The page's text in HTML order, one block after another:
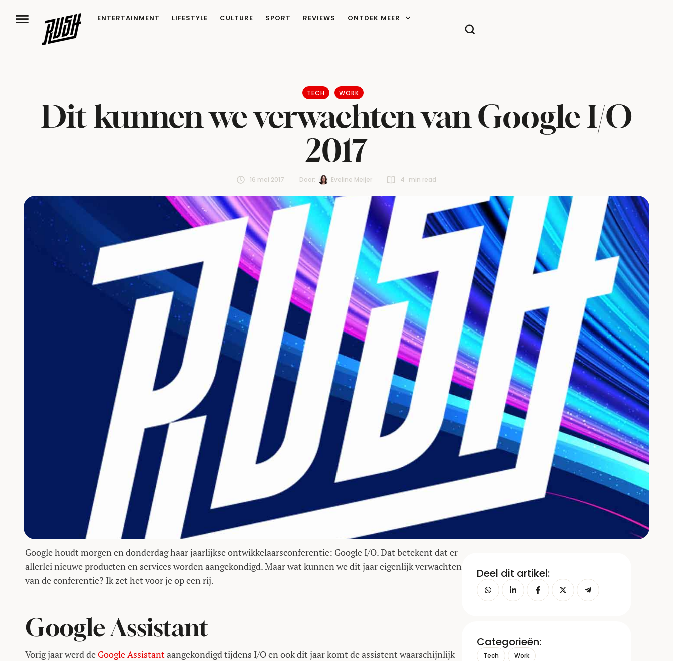
ENTERTAINMENT LIFESTYLE CULTURE SPORT REVIEWS ONTDEK MEER
TECH WORK
Dit kunnen we verwachten van Google I/O
2017
16 mei 2017 Door: Eveline Meijer 4 min read
Google houdt morgen en donderdag haar jaarlijkse ontwikkelaarsconferentie: Google I/O. Dat betekent dat er
allerlei nieuwe producten en services worden aangekondigd. Maar wat kunnen we dit jaar eigenlijk verwachten
van de conferentie? Ik zet het voor je op een rij.
Google Assistant
Vorig jaar werd de Google Assistant aangekondigd tijdens I/O en ook dit jaar komt de assistent waarschijnlijk
Deel dit artikel:
Categorieën:
Tech Work